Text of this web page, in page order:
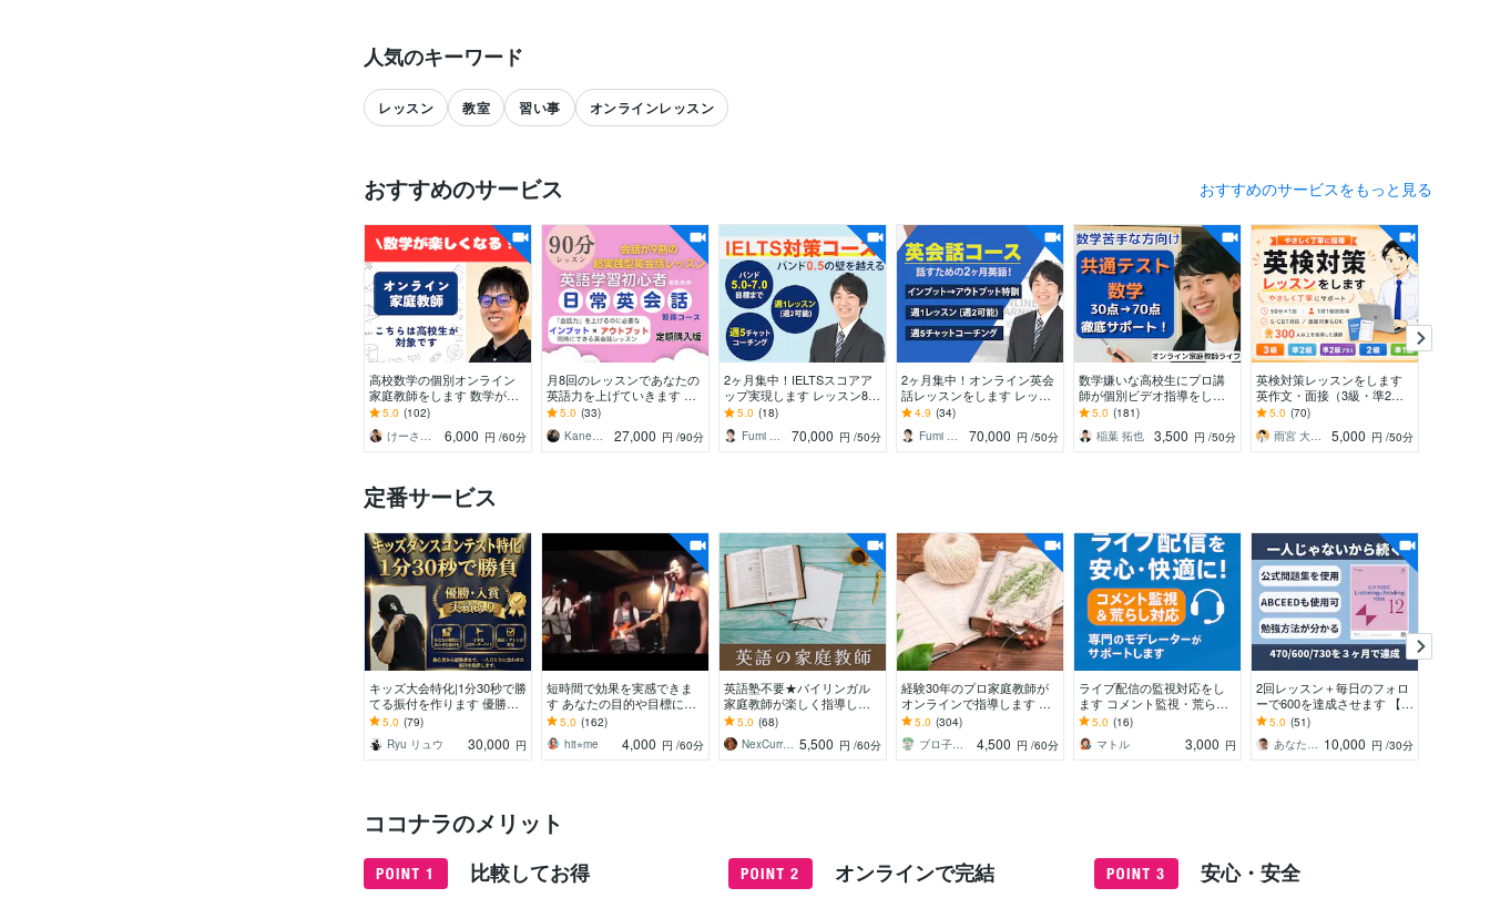
人気のキーワード
レッスン 教室 習い事 オンラインレッスン
すべて見る
おすすめのサービス おすすめのサービスをもっと見る
高校数学の個別オンライン
家庭教師をします 数学が楽
しくなる体験を！（体験授
業として初回割引中です）
5.0 (102)
けーさくの数学教室
6,000 円 /60分
月8回のレッスンであなたの
英語力を上げていきます 忙
しい私にもできる！ムリな
く続ける日常英会話レッス
ン
5.0 (33)
Kaneケイン 初心者のための英会話講師
27,000 円 /90分
2ヶ月集中！IELTSスコアア
ップ実現します レッスン8回
＋週5回進捗チェックの寄り
添い英語学習サポート
5.0 (18)
Fumi 英語習慣化のプロ
70,000 円 /50分
2ヶ月集中！オンライン英会
話レッスンをします レッス
ン8回＋週5回チャットコー
チングで寄り添い英語サポ
ート
4.9 (34)
Fumi 英語習慣化のプロ
70,000 円 /50分
数学嫌いな高校生にプロ講
師が個別ビデオ指導をしま
す プロ講師と白チャートで
共通テスト数学8割目指す学
習サポート
5.0 (181)
稲葉 拓也
3,500 円 /50分
英検対策レッスンをします
英作文・面接（3級・準2
級・2級・準1級）・S-CBT
も対応
5.0 (70)
雨宮 大和｜英語の家庭教師／個別指導
5,000 円 /50分
定番サービス
キッズ大会特化|1分30秒で勝
てる振付を作ります 優勝・
入賞実績多数。結果を出す
振付に特化
5.0 (79)
Ryu リュウ
30,000 円
短時間で効果を実感できま
す あなたの目的や目標に合
わせたレッスンを行います♪
5.0 (162)
hit⭐︎me
4,000 円 /60分
英語塾不要★バイリンガル
家庭教師が楽しく指導しま
す 各種検定▪入試対策対応可
◆会話力、思考力も優しく
育てる授業！
5.0 (68)
NexCurrent 5,500 円 /60分
経験30年のプロ家庭教師が
オンラインで指導します 国
語の読解方法を指導しま
す。(中学・高校受験・学校
別対策可）
5.0 (304)
ブロ子ちゃん
4,500 円 /60分
ライブ配信の監視対応をし
ます コメント監視・荒らし
対応などの配信監視をお任
せください
5.0 (16)
マトル
3,000 円
2回レッスン＋毎日のフォロ
ーで600を達成させます 【伴
走型】あなた専用カリキュ
ラム × 伴走で挫折させませ
ん！
5.0 (51)
あなた専門のTOEIC講師☆しんじ 10,000 円 /30分
ココナラのメリット
比較してお得 オンラインで完結 安心・安全